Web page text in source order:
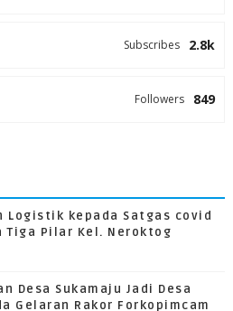
2.8k
Subscribes
849
Followers
Logistik kepada Satgas covid
Tiga Pilar Kel. Neroktog
Desa Sukamaju Jadi Desa
Gelaran Rakor Forkopimcam